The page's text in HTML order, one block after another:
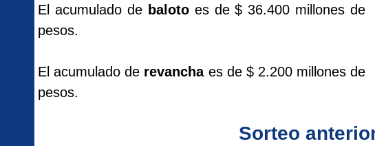
El acumulado de balotoes de $ 36.400 millones de
pesos.
El acumulado de revanchaes de $ 2.200 millones de
pesos.
Sorteo